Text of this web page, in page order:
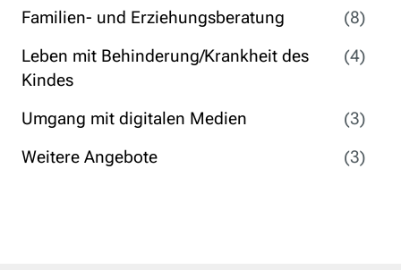
Familien- und Erziehungsberatung
(8)
Leben mit Behinderung/Krankheit des
Kindes
(4)
Umgang mit digitalen Medien
(3)
Weitere Angebote
(3)